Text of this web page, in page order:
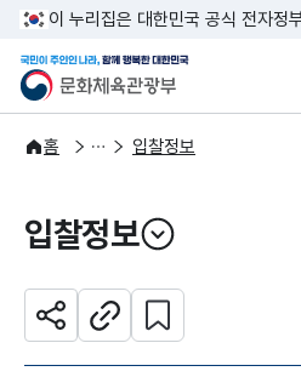
본
주
이 누리집은 대한민국 공식 전자정
문화체육관광부
국민이 주인인
홈
알림·소식
알림 입찰정보
입찰정보
열기
공유하기주소복사
관심 콘텐츠 설정하기